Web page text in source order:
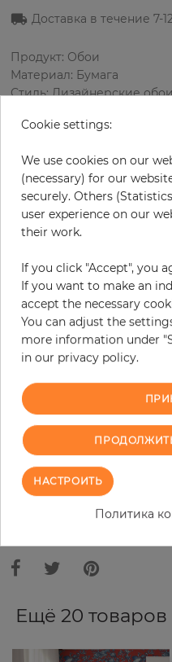
Доставка в течение7-
Продукт: Обои
Материал: Бумага
Стиль: Дизайнерские
Размеры (ширина/длина):
Цвет Бирюзовый
Цвет узора: Кремовый
54,50 € за
19% НДС включительно + Доставка
Цена за м² - 10,48 €
Do you need glue?
−
В
ЗАКАЗАТЬ
В связи с различными
Ещё 20 товаров
Cookie settings:
We use cookies on our
(necessary) for our
securely. Others
user experience on our
their work.
If you click "Accept", you
If you want to make an
accept the necessary
You can adjust the
more information under
in our privacy policy.
НАСТРОИТЬ
Политика